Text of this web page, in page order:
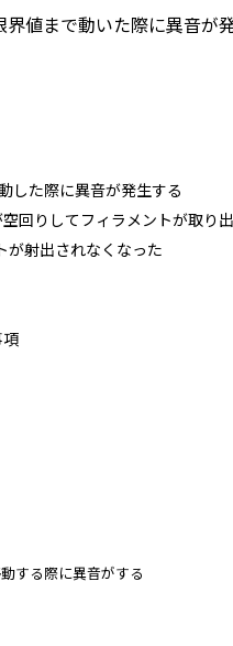
値まで動いた際に異音が
した際に異音が発生する
回りしてフィラメントが取り
が射出されなくなった
する際に異音がする